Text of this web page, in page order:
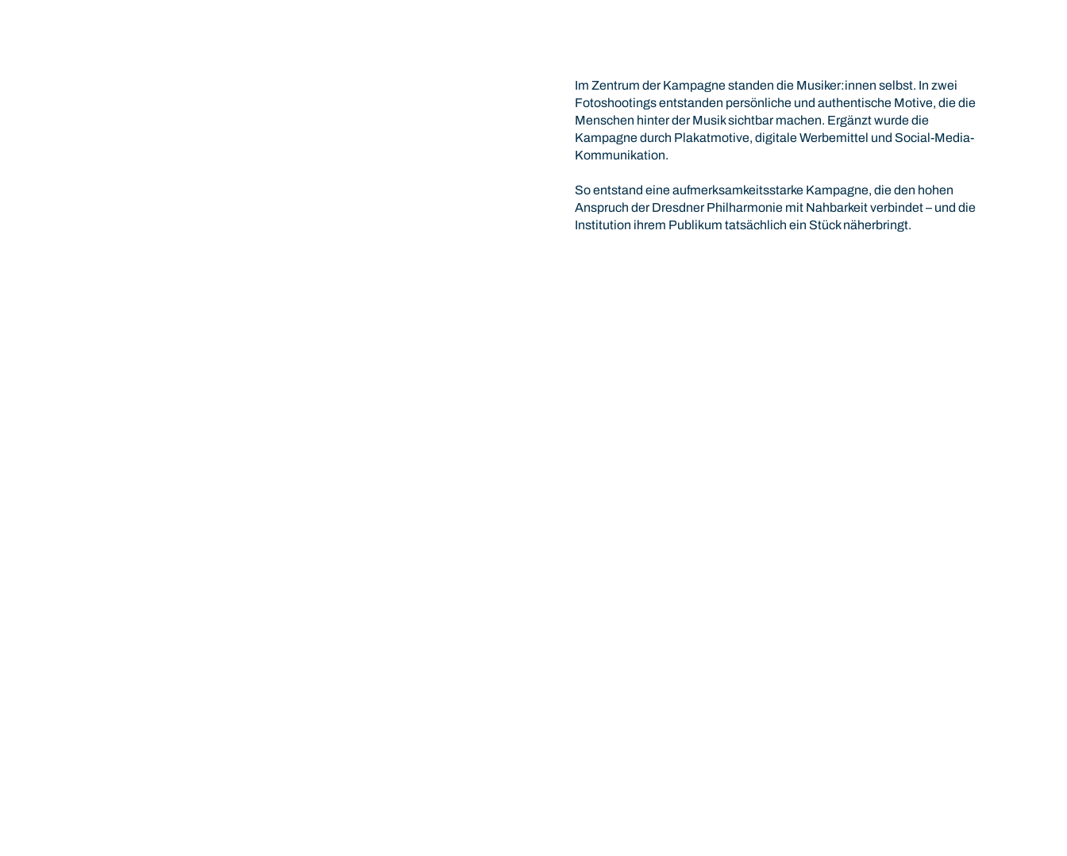
Im Zentrum der Kampagne standen die Musiker:innen selbst. In zwei
Fotoshootings entstanden persönliche und authentische Motive, die die
Menschen hinter der Musik sichtbar machen. Ergänzt wurde die
Kampagne durch Plakatmotive, digitale Werbemittel und Social-Media-
Kommunikation.
So entstand eine aufmerksamkeitsstarke Kampagne, die den hohen
Anspruch der Dresdner Philharmonie mit Nahbarkeit verbindet – und die
Institution ihrem Publikum tatsächlich ein Stück näherbringt.